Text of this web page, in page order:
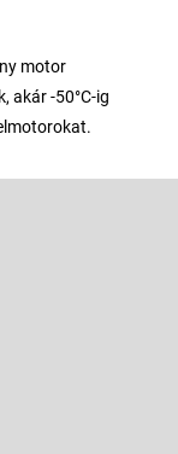
motor
akár -50°C-ig